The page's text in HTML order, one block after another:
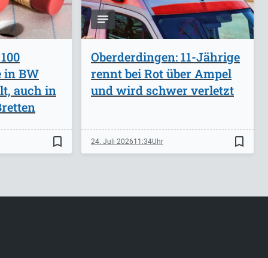
in BW
auch in
bookmark_border
Oberderdingen: 11-Jährige
rennt bei Rot über Ampel
und wird schwer verletzt
24. Juli 202611:34 bookmark_border